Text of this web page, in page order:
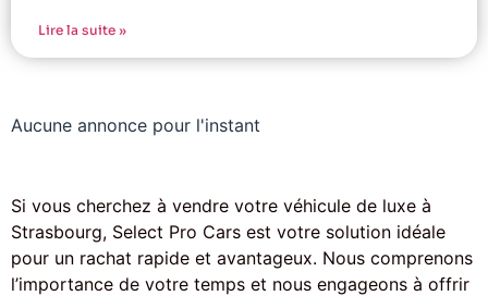
Lire la suite »
Aucune annonce pour l'instant
Si vous cherchez à vendre votre véhicule de luxe à
Strasbourg, Select Pro Cars est votre solution idéale
pour un rachat rapide et avantageux. Nous comprenons
l’importance de votre temps et nous engageons à offrir